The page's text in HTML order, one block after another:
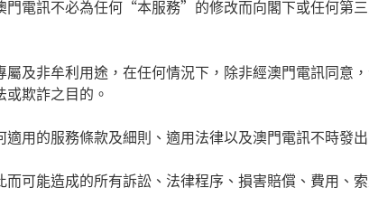
門電訊不必為任何 “本服務” 的修改而向閣下或任何第
屬及非牟利用途，在任何情況下，除非經澳門電訊同意
欺詐之目的。
用的服務條款及細則、適用法律以及澳門電訊不時發
可能造成的所有訴訟、法律程序、損害賠償、費用、索